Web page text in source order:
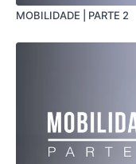
MOBILIDADE | PARTE 2